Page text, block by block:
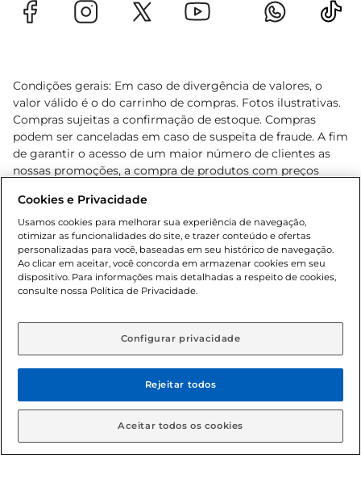
Condições gerais: Em caso de divergência de valores, o
valor válido é o do carrinho de compras. Fotos ilustrativas.
Compras sujeitas a confirmação de estoque. Compras
podem ser canceladas em caso de suspeita de fraude. A fim
de garantir o acesso de um maior número de clientes as
nossas promoções, a compra de produtos com preços
cliente. Os preços, ofertas e condições são exclusivos para
o e-commerce e válidos durante o dia de hoje, podendo
sofrer alterações sem prévia notificação. Proibida a venda
de bebidas alcoólicas para menores de 18 anos, conforme
Lei n.º 8069/90, art. 81, inciso II (Estatuto da Criança e do
Adolescente). Preços e condições exclusivos para o
aviso prévio. O valor mínimo para as compras on-line é de
© 2026 Copyright. Todos os direitos
reservados Gbarbosa.
Cookies e Privacidade
Usamos cookies para melhorar sua experiência de navegação,
otimizar as funcionalidades do site, e trazer conteúdo e ofertas
personalizadas para você, baseadas em seu histórico de navegação.
Ao clicar em aceitar, você concorda em armazenar cookies em seu
dispositivo. Para informações mais detalhadas a respeito de cookies,
consulte nossa Política de Privacidade.
Configurar privacidade
Rejeitar todos
Aceitar todos os cookies